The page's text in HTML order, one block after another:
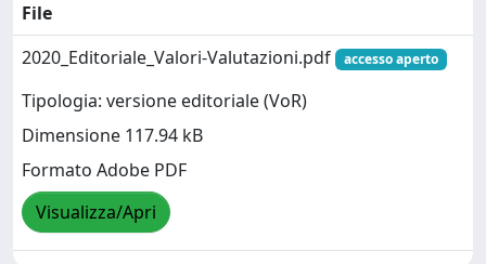
File
2020_Editoriale_Valori-Valutazioni.pdf
accesso aperto
Tipologia: versione editoriale (VoR)
Dimensione 117.94 kB
Formato Adobe PDF
Visualizza/Apri